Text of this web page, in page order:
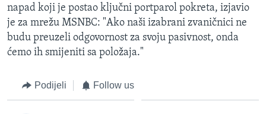
napad koji je postao ključni portparol pokreta, izjavio
je za mrežu MSNBC: "Ako naši izabrani zvaničnici ne
budu preuzeli odgovornost za svoju pasivnost, onda
ćemo ih smijeniti sa položaja."
Podijeli Follow us